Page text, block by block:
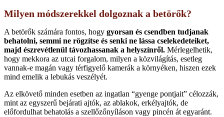
Milyen módszerekkel dolgoznak a betörők?
A betörők számára fontos, hogy gyorsan és csendben tudjanak
behatolni, semmi ne rögzítse és senki ne lássa cselekedeteiket,
majd észrevétlenül távozhassanak a helyszínről. Mérlegelhetik,
hogy mekkora az utcai forgalom, milyen a közvilágítás, esetleg
vannak-e magán vagy térfigyelő kamerák a környéken, hiszen ezek
mind emelik a lebukás veszélyét.
Az elkövető minden esetben az ingatlan “gyenge pontjait” célozzák,
mint az egyszerű bejárati ajtók, az ablakok, erkélyajtók, de
előfordulhat behatolás a szellőzőnyíláson vagy pincén át egyaránt.